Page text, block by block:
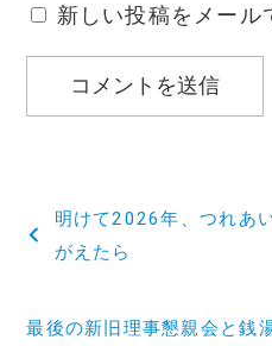
新しい投稿をメール
稿
明けて2026年、つれあ
がえたら
最後の新旧理事懇親会と銭